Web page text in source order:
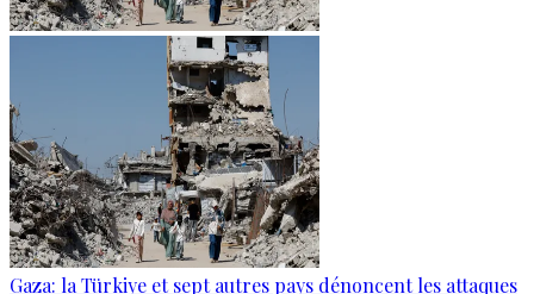
Gaza: la Türkiye et sept autres pays dénoncent les attaques